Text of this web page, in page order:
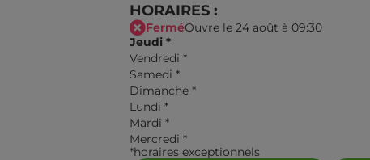
HORAIRES :
FerméOuvre le 24 août à 09:30
Jeudi *
Vendredi *
Samedi *
Dimanche *
Lundi *
Mardi *
Mercredi *
*horaires exceptionnels